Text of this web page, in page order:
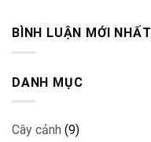
BÌNH LUẬN MỚI NHẤT
DANH MỤC
Cây cảnh (9)